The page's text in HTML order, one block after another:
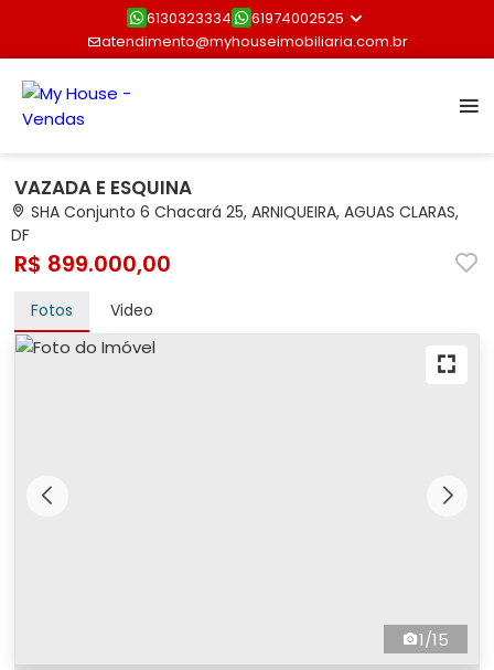
6130323334
61974002525
atendimento@myhouseimobiliaria.com.br
VAZADA E ESQUINA
SHA Conjunto 6 Chacará 25, ARNIQUEIRA, AGUAS CLARAS,
DF
R$ 899.000,00
Fotos Video
1/15